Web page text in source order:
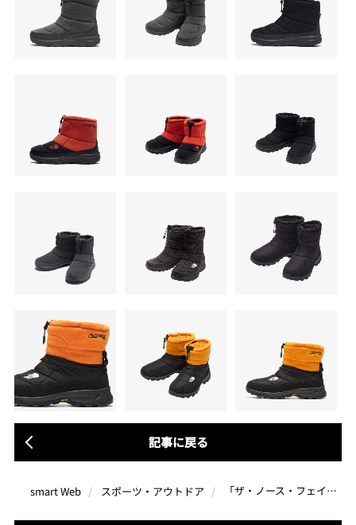
記事に戻る
smart Web スポーツ・アウトドア 「ザ・ノース・フェイスのあったか～い“冬ブーツ”」ダウンブーティは冬の味方！“外せる“新型もラインナップ